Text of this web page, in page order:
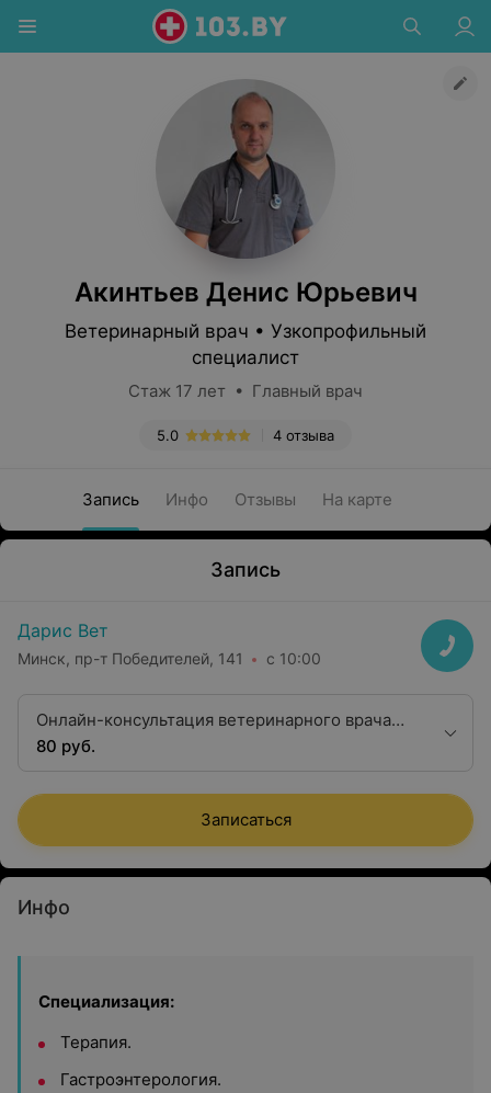
Акинтьев Денис Юрьевич
Ветеринарный врач • Узкопрофильный
специалист
Стаж 17 лет • Главный врач
4 отзыва
5.0
Запись Инфо Отзывы На карте
Запись
Дарис Вет
Минск, пр-т Победителей, 141 с 10:00
Онлайн-консультация ветеринарного врача
Акинтьева Д.Ю.
80 руб.
Записаться
Инфо
Специализация:
Терапия.
Гастроэнтерология.